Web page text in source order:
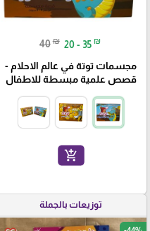
40 ₪ 20 - 35 ₪
مجسمات توتة في عالم الاحلام -
قصص علمية مبسطة للاطفال
add_shopping_cart
توزيعات بالجملة